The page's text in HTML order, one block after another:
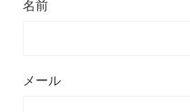
名前
メール